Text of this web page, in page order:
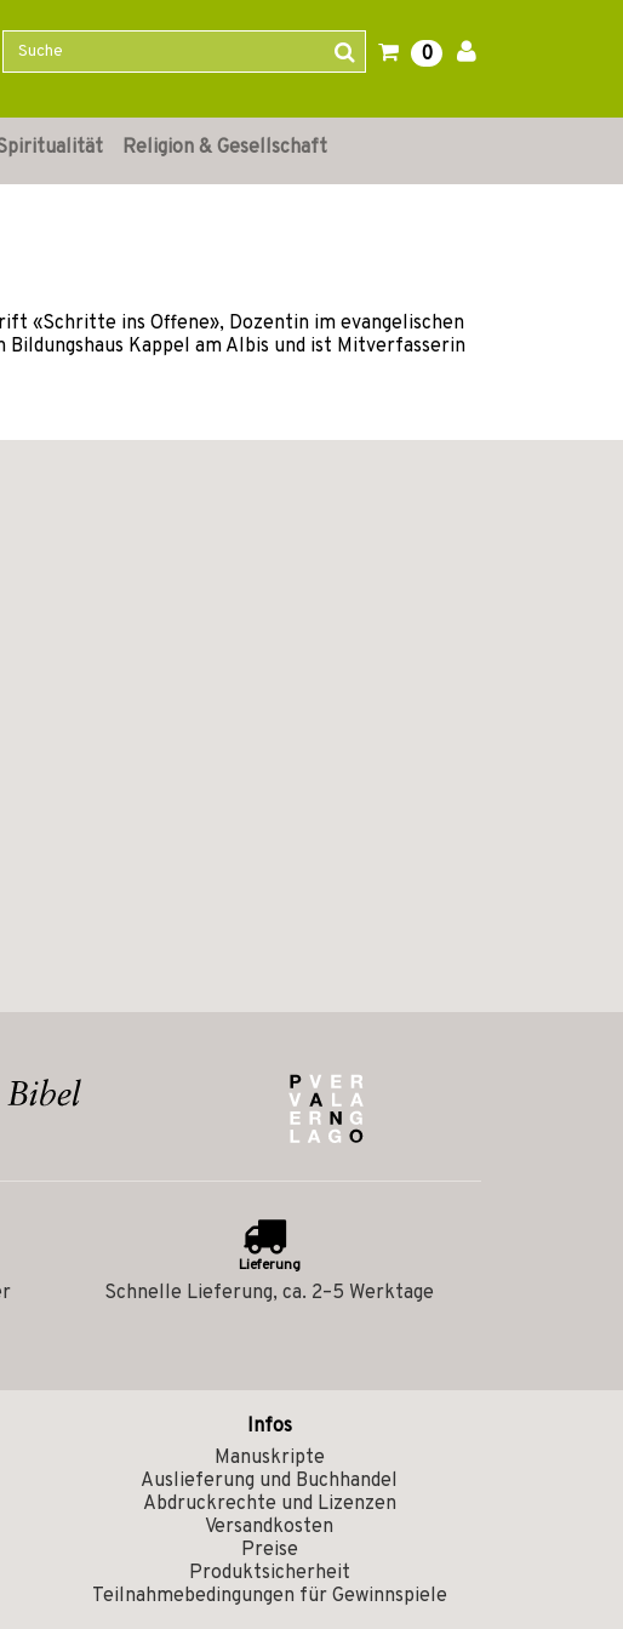
0
Religion & Gesellschaft
«Schritte ins Offene», Dozentin im evangelischen
Kappel am Albis und ist Mitverfasserin
Lieferung
Schnelle Lieferung, ca. 2–5 Werktage
Infos
Manuskripte
Auslieferung und Buchhandel
Abdruckrechte und Lizenzen
Versandkosten
Preise
Produktsicherheit
Teilnahmebedingungen für Gewinnspiele